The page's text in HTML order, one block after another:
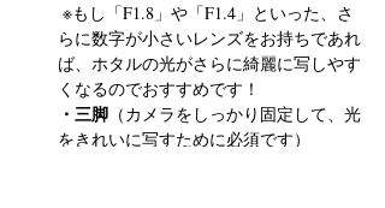
らに数字が小さいレンズをお持ちであれ
ば、ホタルの光がさらに綺麗に写しやす
くなるのでおすすめです！
・三脚 （カメラをしっかり固定して、光
をきれいに写すために必須です）